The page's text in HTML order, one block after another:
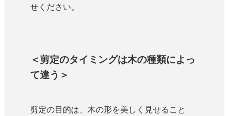
せください。
＜剪定のタイミングは木の種類によっ
て違う＞
剪定の目的は、木の形を美しく見せること